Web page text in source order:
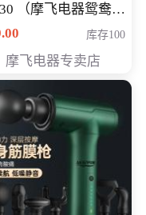
（摩飞电器鸳鸯锅
HG30 ） 会员专享价
库存100
摩飞电器专卖店